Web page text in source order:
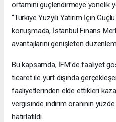
ortamını güçlendirmeye yönelik
“Türkiye Yüzyılı Yatırım İçin
konuşmada, İstanbul Finans
avantajlarını genişleten
Bu kapsamda, İFM’de faaliyet
ticaret ile yurt dışında
faaliyetlerinden elde ettikleri
vergisinde indirim oranının yüzde
hatırlatıldı.